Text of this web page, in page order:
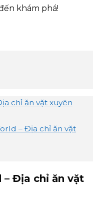
khám phá!
chỉ ăn vặt xuyên
– Địa chỉ ăn vặt
Địa chỉ ăn vặt